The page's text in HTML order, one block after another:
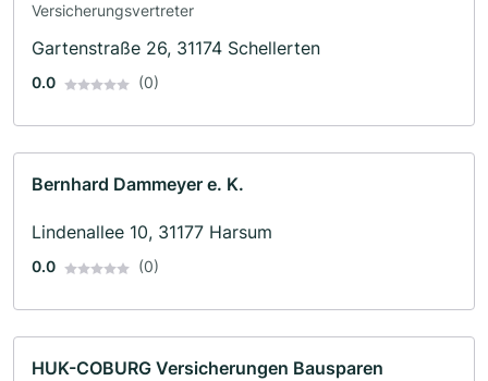
Versicherungsvertreter
Gartenstraße 26, 31174 Schellerten
0.0 (0)
Bernhard Dammeyer e. K.
Lindenallee 10, 31177 Harsum
0.0 (0)
HUK-COBURG Versicherungen Bausparen